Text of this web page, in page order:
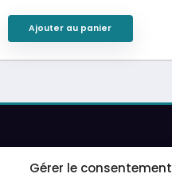
Gérer le consentement
Ajouter au panier